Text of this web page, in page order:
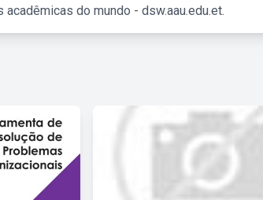
do mundo - dsw.aau.edu.et.